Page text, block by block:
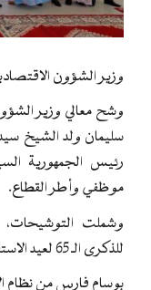
وزير الشؤون
وشح معالي وزير
سليمان ولد الشيخ
رئيس الجمهورية
موظفي وأطر القطاع.
وشملت التوشيحات،
للذكرى الـ 65 لعيد الاستقلال الوطني، كلاً من:
بوسام فارس من نظام